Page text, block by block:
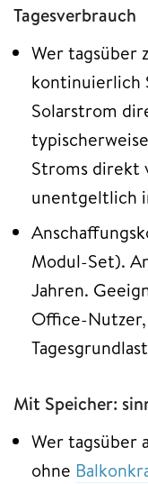
Tagesverbrauch
Wer tagsüber
kontinuierlich
Solarstrom
Stroms direkt
unentgeltlich
Modul-Set).
Jahren.
Office-
Mit Speicher:
Wer tagsüber
ohne